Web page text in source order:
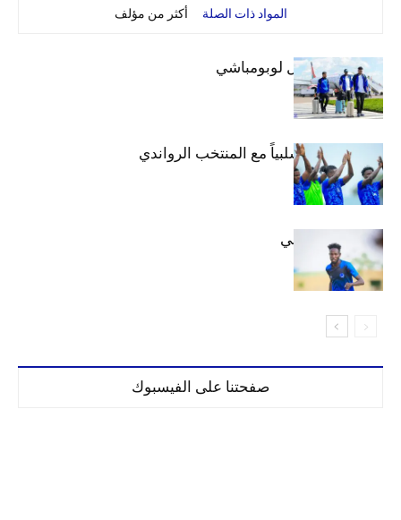
المواد ذات الصلة أكثر من مؤلف
بعثة الهلال تصل لوبومباشي
الهلال يتعادل سلبياً مع المنتخب الرواندي
إعدادياً
كنن يصل كيجالي
صفحتنا على الفيسبوك